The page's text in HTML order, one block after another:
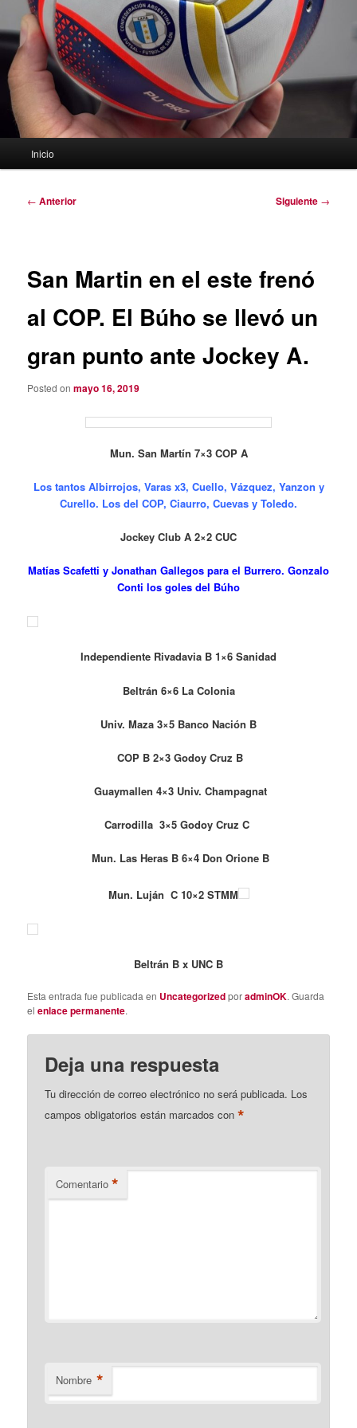
Inicio
Navegación
← Anterior Siguiente →
San Martin en el este frenó
al COP. El Búho se llevó un
gran punto ante Jockey A.
Posted onmayo 16, 2019
Mun. San Martín 7×3 COP A
Los tantos Albirrojos, Varas x3, Cuello, Vázquez, Yanzon y
Curello. Los del COP, Ciaurro, Cuevas y Toledo.
Jockey Club A 2×2 CUC
Matías Scafetti y Jonathan Gallegos para el Burrero. Gonzalo
Conti los goles del Búho
Independiente Rivadavia B 1×6 Sanidad
Beltrán 6×6 LaColonia
Univ. Maza 3×5 Banco Nación B
COP B 2×3 Godoy Cruz B
Guaymallen 4×3 Univ. Champagnat
Carrodilla 3×5 Godoy Cruz C
Mun. Las Heras B 6×4 Don Orione B
Mun. Luján C 10×2 STMM
Beltrán B x UNC B
Esta entrada fue publicada en UncategorizedporadminOK. Guarda
elenlace permanente.
Deja una respuesta
Tu dirección de correo electrónico no será publicada. Los
campos obligatorios están marcados con*
Comentario *
Nombre *